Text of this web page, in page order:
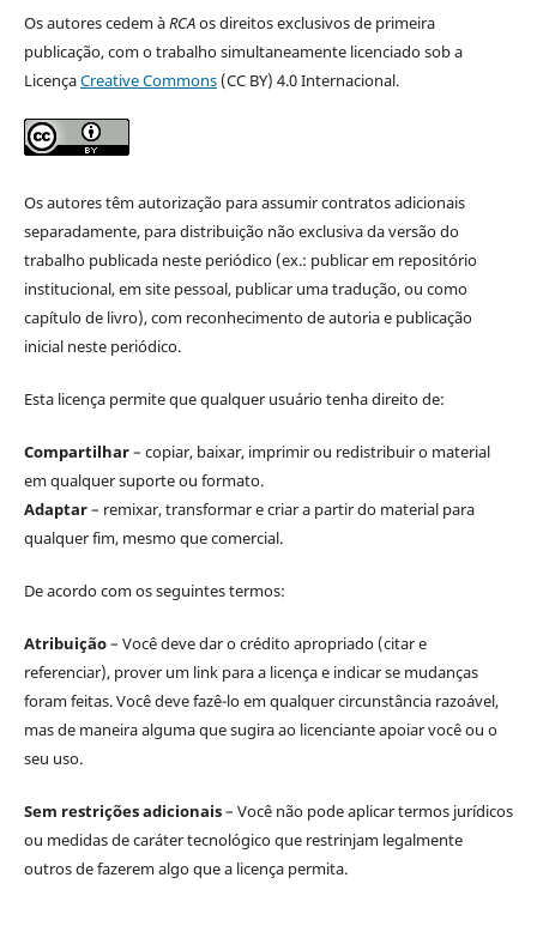
Os autores cedem àRCAos direitos exclusivos de primeira
publicação, com o trabalho simultaneamente licenciado sob a
LicençaCreative Commons(CC BY) 4.0 Internacional.
Os autores têm autorização para assumir contratos adicionais
separadamente, para distribuição não exclusiva da versão do
trabalho publicada neste periódico (ex.: publicar em repositório
institucional, em site pessoal, publicar uma tradução, ou como
capítulo de livro), com reconhecimento de autoria e publicação
inicial neste periódico.
Esta licença permite que qualquer usuário tenha direito de:
Compartilhar– copiar, baixar, imprimir ou redistribuir o material
em qualquer suporte ou formato.
Adaptar– remixar, transformar e criar a partir do material para
qualquer fim, mesmo que comercial.
De acordo com os seguintes termos:
Atribuição– Você deve dar o crédito apropriado (citar e
referenciar), prover um link para a licença e indicar se mudanças
foram feitas. Você deve fazê-lo em qualquer circunstância razoável,
mas de maneira alguma que sugira ao licenciante apoiar você ou o
seu uso.
Sem restrições adicionais– Você não pode aplicar termos jurídicos
ou medidas de caráter tecnológico que restrinjam legalmente
outros de fazerem algo que a licença permita.